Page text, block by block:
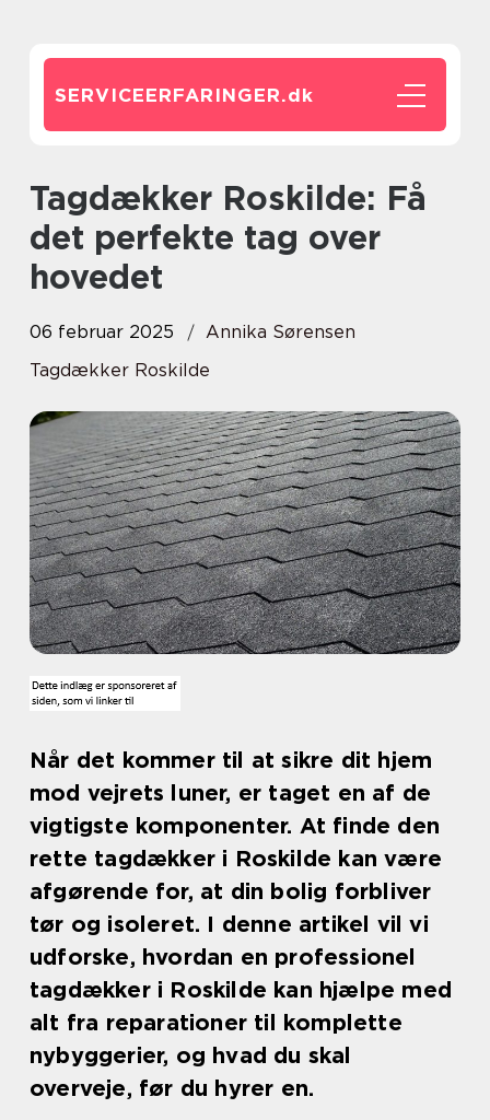
SERVICEERFARINGER.dk
Tagdækker Roskilde: Få
det perfekte tag over
hovedet
06 februar 2025
Annika Sørensen
Tagdækker Roskilde
Når det kommer til at sikre dit hjem
mod vejrets luner, er taget en af de
vigtigste komponenter. At finde den
rette tagdækker i Roskilde kan være
afgørende for, at din bolig forbliver
tør og isoleret. I denne artikel vil vi
udforske, hvordan en professionel
tagdækker i Roskilde kan hjælpe med
alt fra reparationer til komplette
nybyggerier, og hvad du skal
overveje, før du hyrer en.